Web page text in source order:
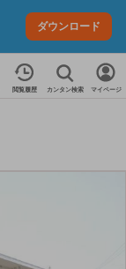
ダウンロード
閲覧履歴 カンタン検索 マイページ